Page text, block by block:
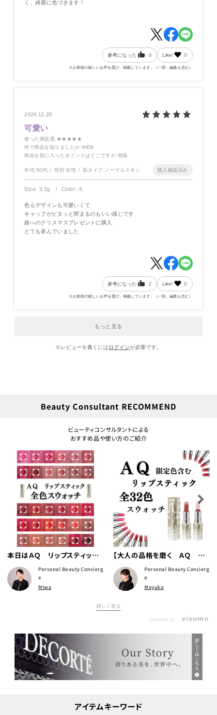
く、綺麗に色づきます！
参考になった 0 Like! 0
※お客様の嬉しいお声を選び、掲載しています。（一部、編集も含む）
2024.12.26
可愛い
使った満足度:★★★★★
何で商品を知りましたか:WEB
商品を気に入ったポイントはどこですか:色味
年代:50代 性別:女性 肌タイプ: ノーマルスキン
Size: 3.2g Color: 4
色もデザインも可愛いくて
キャップがピタッと閉まるのもいい感じです
娘へのクリスマスプレゼントに購入
とても喜んでいました
参考になった 2 Like! 0
※お客様の嬉しいお声を選び、掲載しています。（一部、編集も含む）
もっと見る
※レビューを書くには ログインが必要です。
Beauty Consultant RECOMMEND
ビューティコンサルタントによる
おすすめ品や使い方のご紹介
本日はＡＱ リップスティック
全色スウォッチをご紹介いたし
ます🌈
Personal Beauty Concierg
e
Miwa
【大人の品格を磨く ＡＱ リ
ップスティック全色紹介】
Personal Beauty Concierg
e
Mayuko
詳しく見る
powered by
アイテムキーワード